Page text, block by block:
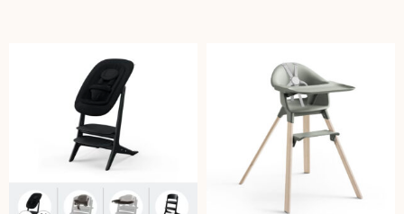
van.
A
változatok
a
termékoldalon
ki
van.
A
változatok
a
termékoldalon
választhatók